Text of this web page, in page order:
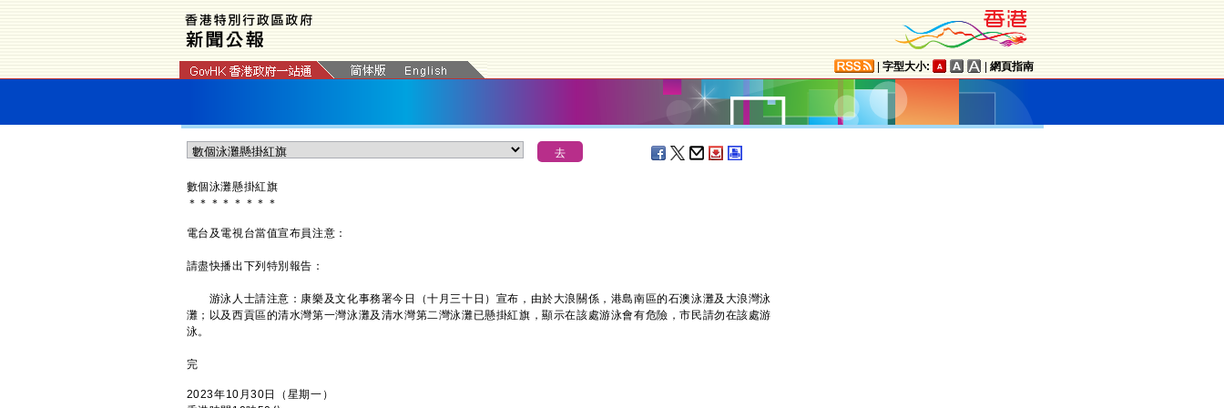
字型大小: 網頁指南
數個泳灘懸掛紅旗
＊ ＊ ＊ ＊ ＊ ＊ ＊ ＊
電台及電視台當值宣布員注意：
請盡快播出下列特別報告：
游泳人士請注意：康樂及文化事務署今日（十月三十日）宣布，由於大浪關係，港島南區的石澳泳灘及大浪灣泳
灘；以及西貢區的清水灣第一灣泳灘及清水灣第二灣泳灘已懸掛紅旗，顯示在該處游泳會有危險，市民請勿在該處游
泳。
完
2023年10月30日（星期一）